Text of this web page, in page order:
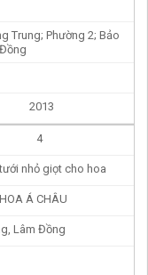
Trung; Phường 2; Bảo
2013
4
nhỏ giọt cho hoa
Á CHÂU
Lâm Đồng